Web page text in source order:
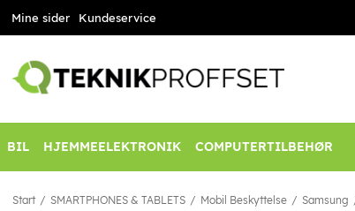
Mine sider Kundeservice
BIL HJEMMEELEKTRONIK COMPUTERTILBEHØR
Start SMARTPHONES & TABLETS Mobil Beskyttelse Samsung